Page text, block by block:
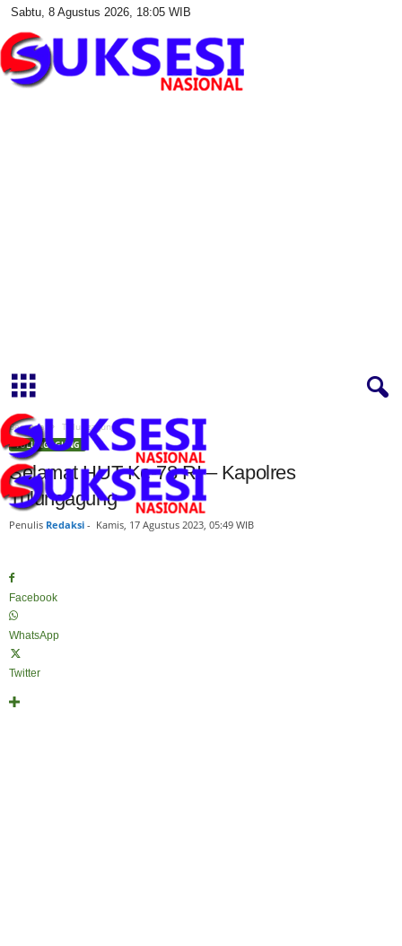
Sabtu, 8 Agustus 2026, 18:05 WIB
Beranda Tulungagung
TULUNGAGUNG
Selamat HUT Ke-78 RI – Kapolres
Tulungagung
Penulis Redaksi - Kamis, 17 Agustus 2023, 05:49 WIB
Facebook
WhatsApp
Twitter